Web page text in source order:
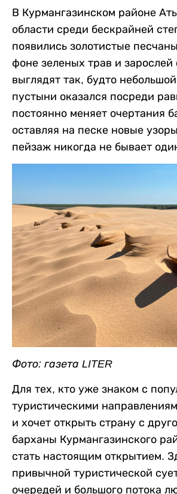
В Курмангазинском районе
области среди бескрайней
появились золотистые
фоне зеленых трав и зарослей
выглядят так, будто
пустыни оказался посреди
постоянно меняет очертания
оставляя на песке новые
пейзаж никогда не бывает
Фото: газета LITER
Для тех, кто уже знаком с
туристическими
и хочет открыть страну с
барханы Курмангазинского
стать настоящим открытием.
привычной туристической
очередей и большого потока